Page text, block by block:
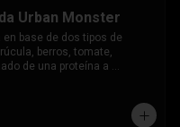
Urban Monster
en base de dos tipos de
berros, tomate,
de una proteína a